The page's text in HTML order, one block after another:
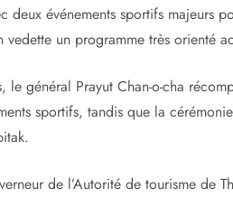
deux événements sportifs majeurs
un programme très orienté
le général Prayut Chan-o-cha
sportifs, tandis que la
de l’Autorité de tourisme de